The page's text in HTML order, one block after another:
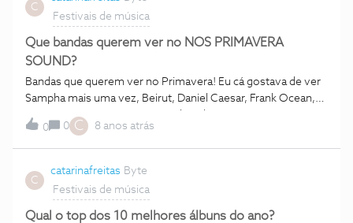
C
Festivais de música
Que bandas querem ver no NOS PRIMAVERA
SOUND?
Bandas que querem ver no Primavera! Eu cá gostava de ver
Sampha mais uma vez, Beirut, Daniel Caesar, Frank Ocean,
Bon iver, SZA! Mas estou a sonhar alto.
0
0 C 8 anos atrás
C
catarinafreitas Byte
Festivais de música
Qual o top dos 10 melhores álbuns do ano?